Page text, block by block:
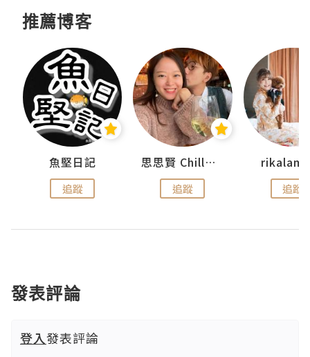
推薦博客
魚堅日記
追蹤
思思賢 ChillMyBabe
追蹤 追蹤
發表評論
登入發表評論